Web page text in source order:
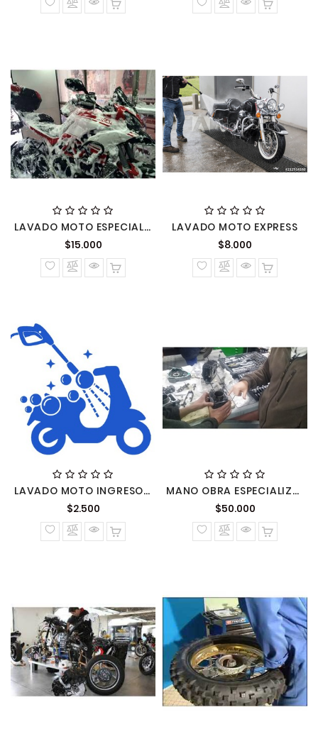
LAVADO MOTO ESPECIALIZADO
$15.000Precio
normal
LAVADO MOTO EXPRESS
$8.000
normal
LAVADO MOTO INGRESO A TALLER
$2.500Precio
normal
MANO OBRA ESPECIALIZADA POR HORA
$50.000Precio
normal